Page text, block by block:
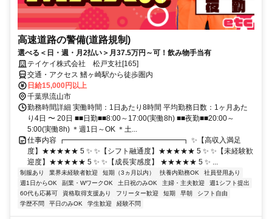
高速道路の警備(道路規制)
選べる＜日・週・月2払い＞月37.5万円～可！飲み物手当有
テイケイ株式会社 松戸支社[165]
交通・アクセス 鰭ヶ崎駅から徒歩圏内
日給15,000円以上
千葉県流山市
勤務時間詳細 実働時間：1日あたり8時間 平均勤務日数：1ヶ月あた
り4日 〜 20日 ■■日勤■■8:00～17:00(実働8h) ■■夜勤■■20:00～
5:00(実働8h) ＊週1日～OK ＊土...
仕事内容 ┏━━━━━━━━━━━━━━━━┓ ✨【高収入満足
度】★★★★★ 5 ✨ ✨【シフト融通度】★★★★★ 5 ✨ ✨【未経験歓
迎度】★★★★★ 5 ✨ ✨【成長実感度】 ★★★★★ 5 ✨ ...
制服あり 業界未経験者歓迎 短期（3ヵ月以内） 扶養内勤務OK
社員登用あり
週1日からOK
副業・WワークOK 土日祝のみOK 主婦・主夫歓迎
週1シフト提出
60代も応募可
資格取得支援あり フリーター歓迎 短期 早朝
シフト自由
学歴不問
平日のみOK 学生歓迎 経験不問